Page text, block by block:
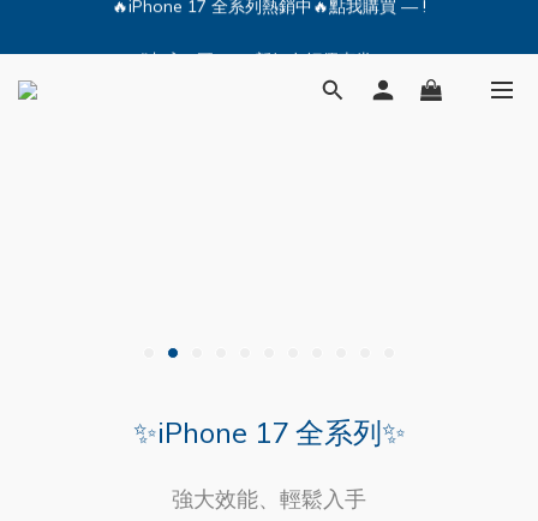
🔥iPhone 17 全系列熱銷中🔥點我購買 — !
✨iPhone 17 全系列✨
強大效能、輕鬆入手